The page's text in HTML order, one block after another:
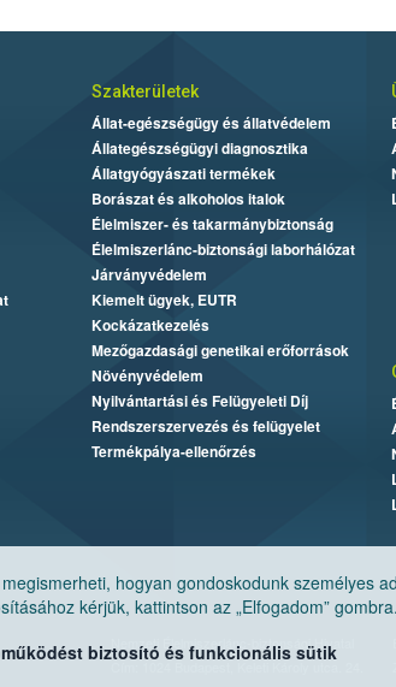
megismerheti, hogyan gondoskodunk személyes
kérjük, kattintson az „Elfogadom” gombra.
biztosító és funkcionális sütik
Szakterületek
Állat-egészségügy és állatvédelem
Állategészségügyi diagnosztika
Állatgyógyászati termékek
Borászat és alkoholos italok
Élelmiszer- és takarmánybiztonság
Élelmiszerlánc-biztonsági laborhálózat
Járványvédelem
Kiemelt ügyek, EUTR
Kockázatkezelés
Mezőgazdasági genetikai erőforrások
Növényvédelem
Nyilvántartási és Felügyeleti Díj
Rendszerszervezés és felügyelet
Termékpálya-ellenőrzés
Nemzeti Élelmiszerlánc-biztonsági Hivatal